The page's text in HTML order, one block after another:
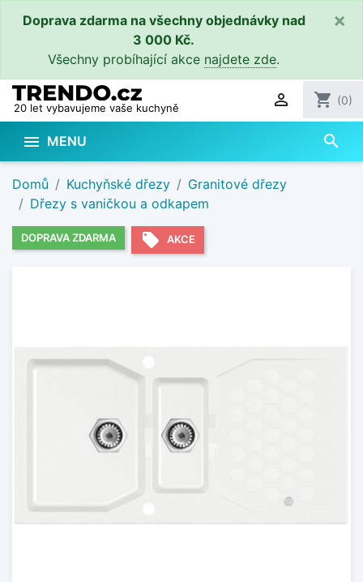
Doprava zdarma na všechny objednávky nad
3 000 Kč.
Všechny probíhající akce najdete zde.
×
20 let vybavujeme vaše kuchyně  shopping_cart (0)
 MENU search
Domů Kuchyňské dřezy
Granitové dřezy
Dřezy s vaničkou a odkapem
DOPRAVA ZDARMA local_offer AKCE